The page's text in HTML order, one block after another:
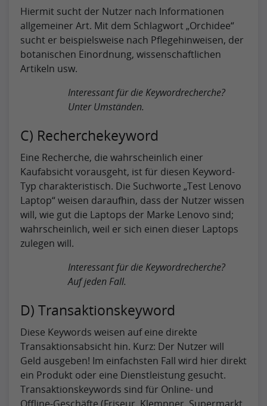
Hiermit sucht der Nutzer nach Informationen
allgemeiner Art. Mit dem Schlagwort „Orchidee“
sucht er beispielsweise nach Pflegehinweisen, der
botanischen Einordnung, wissenschaftlichen
Artikeln usw.
Interessant für die Keywordrecherche?
Unter Umständen.
C) Recherchekeyword
Eine Recherche, die wahrscheinlich einer
Kaufabsicht vorausgeht, ist für diesen Keyword-
Typ charakteristisch. Die Suchworte „Test Lenovo
Laptop“ weisen daraufhin, dass der Nutzer wissen
will, wie gut die Laptops der Marke Lenovo sind;
wahrscheinlich, weil er sich einen dieser Laptops
zulegen will.
Interessant für die Keywordrecherche?
Auf jeden Fall.
D) Transaktionskeyword
Diese Keywords weisen auf eine direkte
Transaktionsabsicht hin. Kurz: Der Nutzer will
Geld ausgeben! Im einfachsten Fall wird hier direkt
ein Produkt oder eine Dienstleistung gesucht.
Transaktionskeywords sind für Online- und